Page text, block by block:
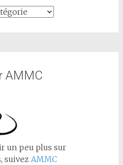
AMMC
un peu plus sur
suivez AMMC